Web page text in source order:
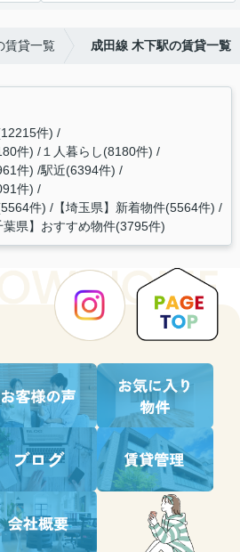
賃貸一覧 成田線 木下駅の賃貸一覧
件)
件) １人暮らし(8180件)
件) 駅近(6394件)
件)
件) 【埼玉県】新着物件(5564件)
葉県】おすすめ物件(3795件)